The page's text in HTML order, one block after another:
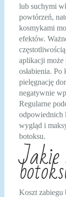
lub suchymi
powtórzeń,
kosmykami
efektów.
aplikacji może
osłabienia.
pielęgnację
negatywnie
Regularne
odpowiednich
wygląd i
botoksu.
Jakie
Koszt zabiegu